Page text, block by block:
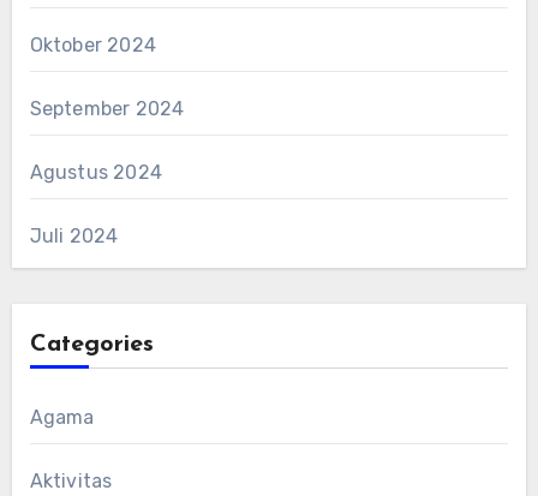
Oktober 2024
September 2024
Agustus 2024
Juli 2024
Categories
Agama
Aktivitas